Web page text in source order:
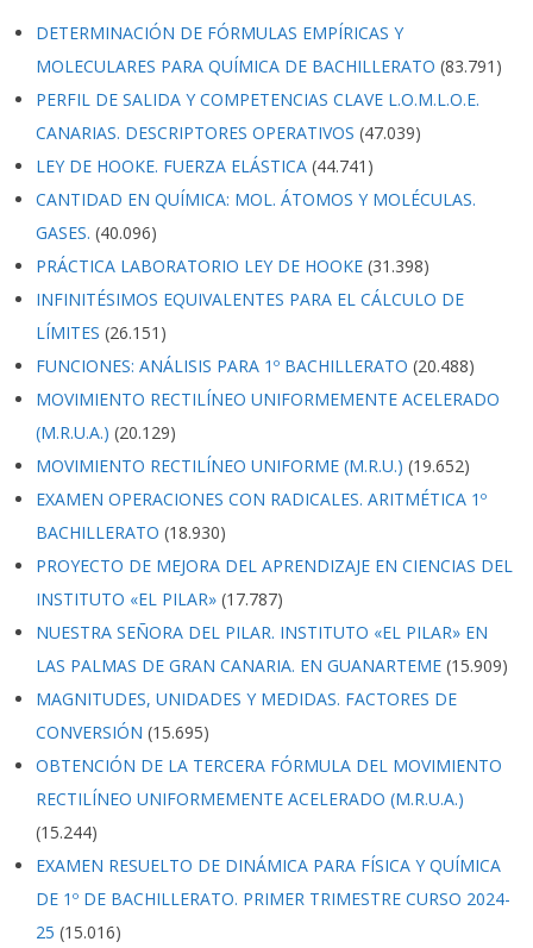
DETERMINACIÓN DE FÓRMULAS EMPÍRICAS Y
MOLECULARES PARA QUÍMICA DE BACHILLERATO (83.791)
PERFIL DE SALIDA Y COMPETENCIAS CLAVE L.O.M.L.O.E.
CANARIAS. DESCRIPTORES OPERATIVOS (47.039)
LEY DE HOOKE. FUERZA ELÁSTICA (44.741)
CANTIDAD EN QUÍMICA: MOL. ÁTOMOS Y MOLÉCULAS.
GASES. (40.096)
PRÁCTICA LABORATORIO LEY DE HOOKE (31.398)
INFINITÉSIMOS EQUIVALENTES PARA EL CÁLCULO DE
LÍMITES (26.151)
FUNCIONES: ANÁLISIS PARA 1º BACHILLERATO (20.488)
MOVIMIENTO RECTILÍNEO UNIFORMEMENTE ACELERADO
(M.R.U.A.) (20.129)
MOVIMIENTO RECTILÍNEO UNIFORME (M.R.U.) (19.652)
EXAMEN OPERACIONES CON RADICALES. ARITMÉTICA 1º
BACHILLERATO (18.930)
PROYECTO DE MEJORA DEL APRENDIZAJE EN CIENCIAS DEL
INSTITUTO «EL PILAR» (17.787)
NUESTRA SEÑORA DEL PILAR. INSTITUTO «EL PILAR» EN
LAS PALMAS DE GRAN CANARIA. EN GUANARTEME (15.909)
MAGNITUDES, UNIDADES Y MEDIDAS. FACTORES DE
CONVERSIÓN (15.695)
OBTENCIÓN DE LA TERCERA FÓRMULA DEL MOVIMIENTO
RECTILÍNEO UNIFORMEMENTE ACELERADO (M.R.U.A.)
(15.244)
EXAMEN RESUELTO DE DINÁMICA PARA FÍSICA Y QUÍMICA
DE 1º DE BACHILLERATO. PRIMER TRIMESTRE CURSO 2024-
25 (15.016)